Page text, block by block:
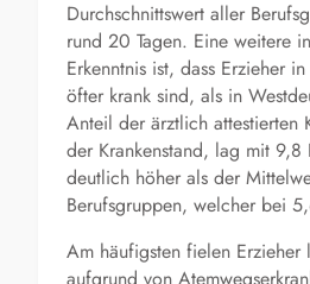
Durchschnittswert aller
rund 20 Tagen. Eine weitere
Erkenntnis ist, dass Erzieher in
öfter krank sind, als in
Anteil der ärztlich attestierten
der Krankenstand, lag mit 9,8
deutlich höher als der
Berufsgruppen, welcher bei
Am häufigsten fielen Erzieher